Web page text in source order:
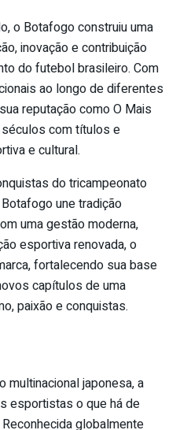
o Botafogo construiu uma
inovação e contribuição
do futebol brasileiro. Com
ao longo de diferentes
reputação como O Mais
com títulos e
e cultural.
do tricampeonato
une tradição
uma gestão moderna,
esportiva renovada,o
fortalecendo sua base
capítulos de uma
paixão e conquistas.
multinacional japonesa, a
esportistas o que há de
globalmente